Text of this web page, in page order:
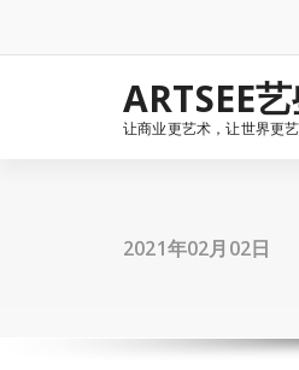
content
ARTSEE
让商业更艺术，让世界更艺
2021年02月02日